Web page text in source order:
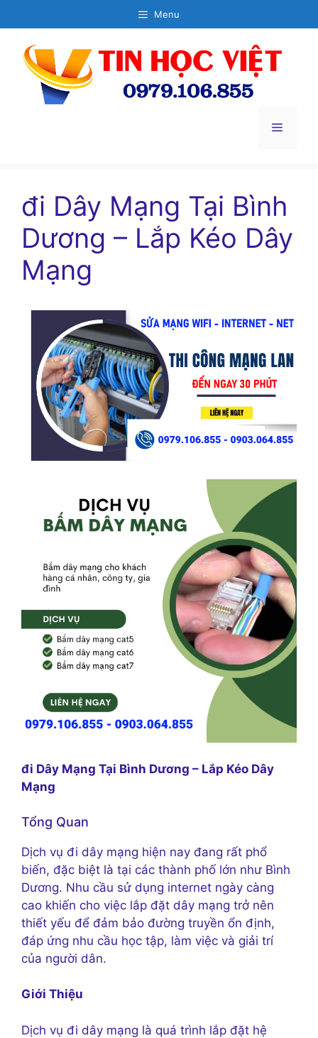
đến
dung
Menu
Menu
đi Dây Mạng Tại Bình
Dương – Lắp Kéo Dây
Mạng
đi Dây Mạng Tại Bình Dương – Lắp Kéo Dây
Mạng
Tổng Quan
Dịch vụ đi dây mạng hiện nay đang rất phổ
biến, đặc biệt là tại các thành phố lớn như Bình
Dương. Nhu cầu sử dụng internet ngày càng
cao khiến cho việc lắp đặt dây mạng trở nên
thiết yếu để đảm bảo đường truyền ổn định,
đáp ứng nhu cầu học tập, làm việc và giải trí
của người dân.
Giới Thiệu
Dịch vụ đi dây mạng là quá trình lắp đặt hệ